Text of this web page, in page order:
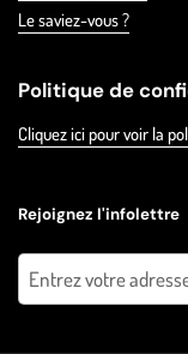
Le saviez-vous ?
Politique de
Cliquez ici pour voir la
Rejoignez l'infolettre